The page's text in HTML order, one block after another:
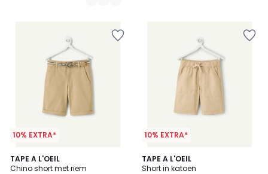
toegepast.
10% EXTRA*
TAPE A L'OEIL
Chino short met riem
10% EXTRA*
TAPE A L'OEIL
Short in katoen